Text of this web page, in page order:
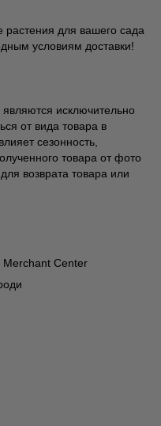
для вашего сада
условиям доставки!
исключительно
от вида товара в
сезонность,
товара от фото
возврата товара или
Center